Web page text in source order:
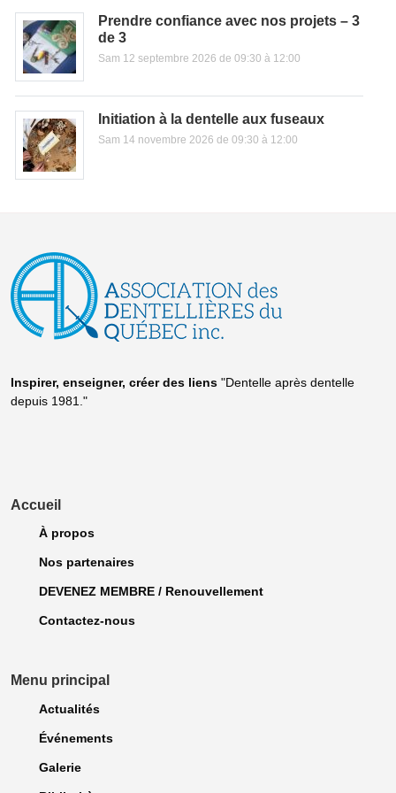
Prendre confiance avec nos projets – 3
de 3
Sam 12 septembre 2026 de 09:30 à 12:00
Initiation à la dentelle aux fuseaux
Sam 14 novembre 2026 de 09:30 à 12:00
Inspirer, enseigner, créer des liens "Dentelle après dentelle
depuis 1981."
Accueil
À propos
Nos partenaires
DEVENEZ MEMBRE / Renouvellement
Contactez-nous
Menu principal
Actualités
Événements
Galerie